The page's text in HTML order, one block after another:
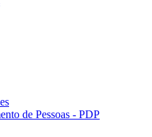
de Pessoas - PDP